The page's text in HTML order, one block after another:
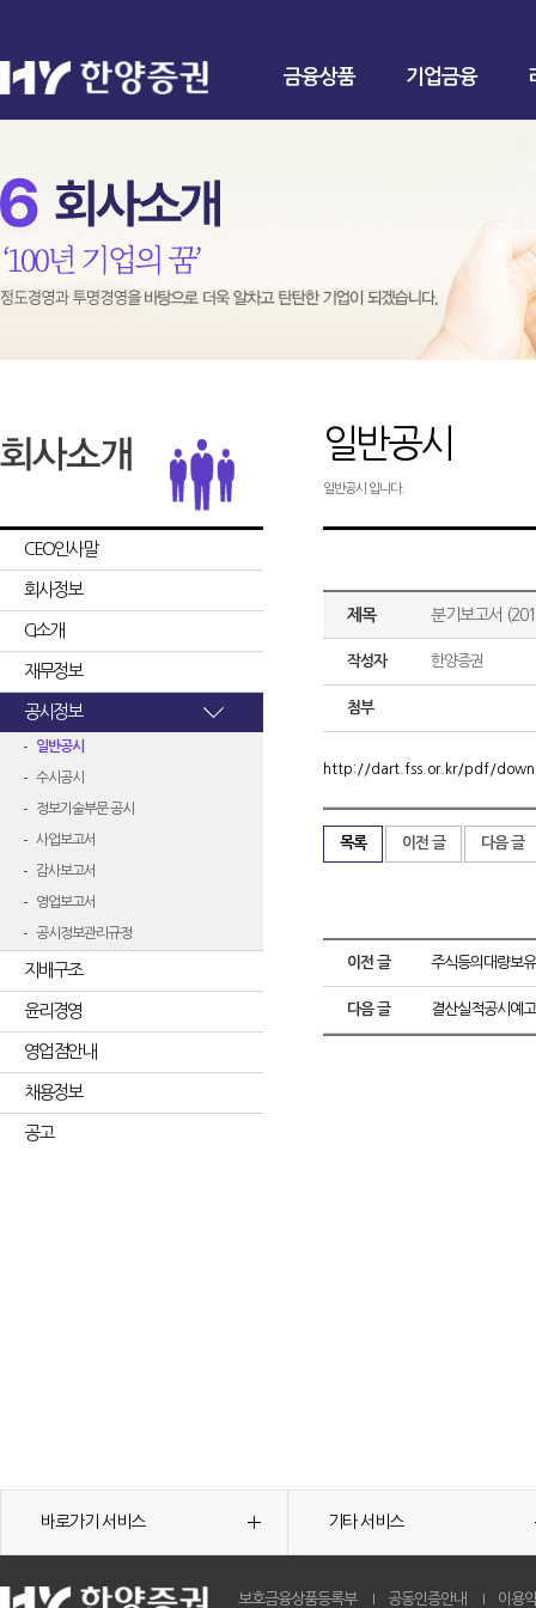
금융상품 기업금융
CEO인사말
회사정보
CI소개
재무정보
공시정보
일반공시
수시공시
정보기술부문 공시
사업보고서
감사보고서
영업보고서
공시정보관리규정
지배구조
윤리경영
영업점안내
채용정보
공고
일반공시
일반공시 입니다.
제목 분기보고서
작성자 한양증권
첨부
http://dart.fss.or.kr/pdf/
목록 이전 글 다음 글
이전 글 주식등의대량보
다음 글 결산실적공시예
바로가기 서비스 기타 서비스
보호금융상품등록부 공동인증안내 이용